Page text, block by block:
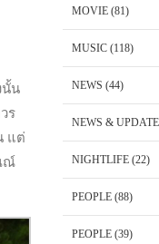
นั้น
ร
แต่
ณ์
MOVIE(81)
MUSIC(118)
NEWS (44)
NEWS & UPDATE
NIGHTLIFE(22)
PEOPLE(88)
PEOPLE(39)